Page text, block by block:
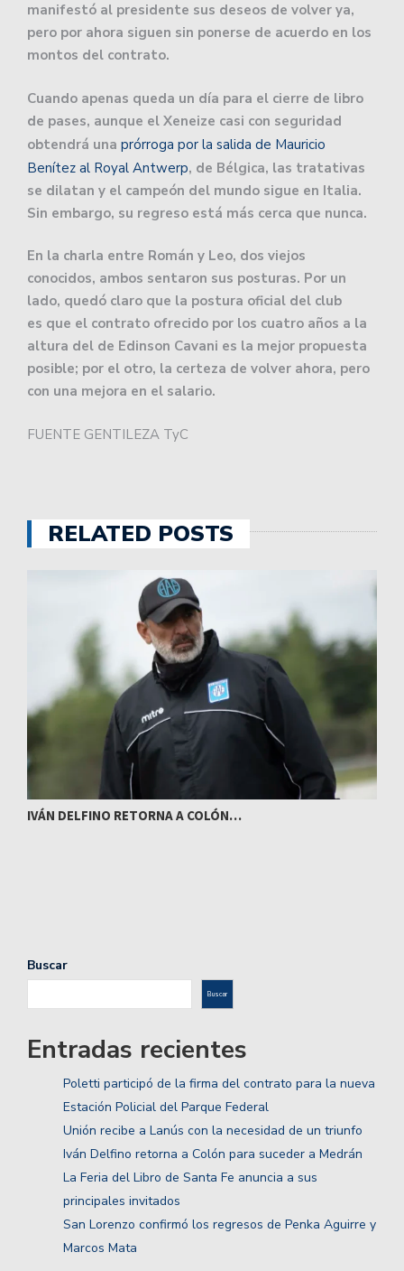
manifestó al presidente sus deseos de volver ya,
pero por ahora siguen sin ponerse de acuerdo en los
montos del contrato.
Cuando apenas queda un día para el cierre de libro
de pases, aunque el Xeneize casi con seguridad
obtendrá una prórroga por la salida de Mauricio
Benítez al Royal Antwerp, de Bélgica, las tratativas
se dilatan y el campeón del mundo sigue en Italia.
Sin embargo, su regreso está más cerca que nunca.
En la charla entre Román y Leo, dos viejos
conocidos, ambos sentaron sus posturas. Por un
lado, quedó claro que la postura oficial del club
es que el contrato ofrecido por los cuatro años a la
altura del de Edinson Cavani es la mejor propuesta
posible; por el otro, la certeza de volver ahora, pero
con una mejora en el salario.
FUENTE GENTILEZA TyC
RELATED POSTS
IVÁN DELFINO RETORNA A COLÓN…
Buscar
Buscar
Entradas recientes
Poletti participó de la firma del contrato para la nueva
Estación Policial del Parque Federal
Unión recibe a Lanús con la necesidad de un triunfo
Iván Delfino retorna a Colón para suceder a Medrán
La Feria del Libro de Santa Fe anuncia a sus
principales invitados
San Lorenzo confirmó los regresos de Penka Aguirre y
Marcos Mata